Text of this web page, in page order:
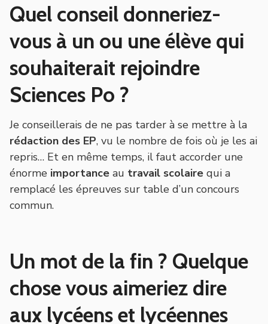
Quel conseil donneriez-
vous à un ou une élève qui
souhaiterait rejoindre
Sciences Po ?
Je conseillerais de ne pas tarder à se mettre à la
rédaction des EP, vu le nombre de fois où je les ai
repris… Et en même temps, il faut accorder une
énorme importance au travail scolaire qui a
remplacé les épreuves sur table d’un concours
commun.
Un mot de la fin ? Quelque
chose vous aimeriez dire
aux lycéens et lycéennes